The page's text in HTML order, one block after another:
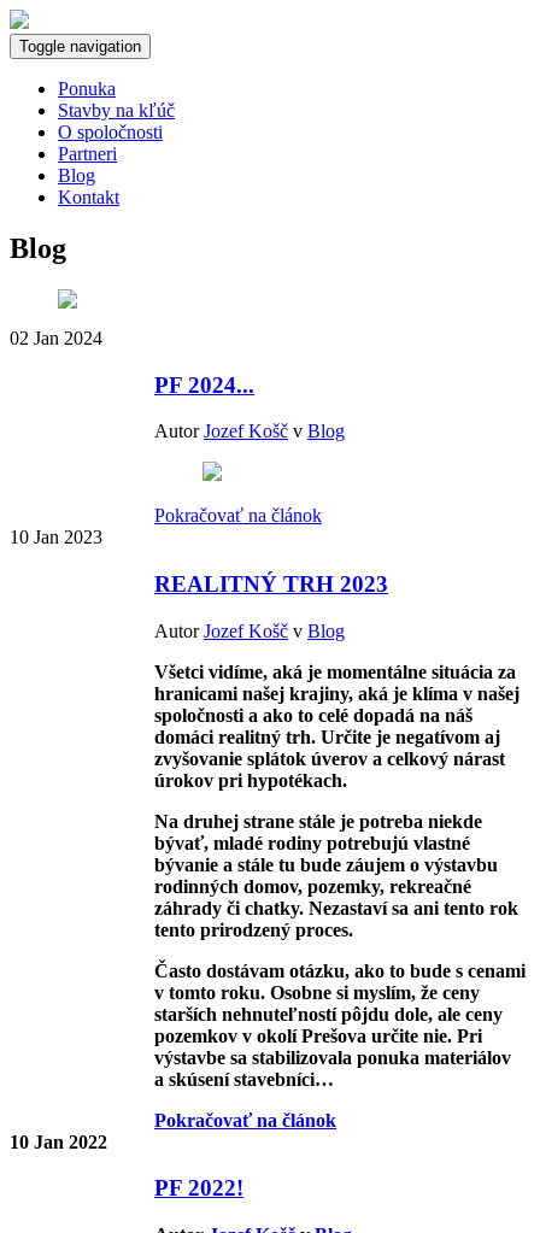
Toggle navigation
Ponuka
Stavby na kľúč
O spoločnosti
Partneri
Blog
Kontakt
Blog
02 Jan 2024
PF 2024...
AutorJozef Košč v Blog
Pokračovať na článok
10 Jan 2023
REALITNÝ TRH 2023
AutorJozef Košč v Blog
Všetci vidíme, aká je momentálne situácia za
hranicami našej krajiny, aká je klíma v našej
spoločnosti a ako to celé dopadá na náš
domáci realitný trh. Určite je negatívom aj
zvyšovanie splátok úverov a celkový nárast
úrokov pri hypotékach.
Na druhej strane stále je potreba niekde
bývať, mladé rodiny potrebujú vlastné
bývanie a stále tu bude záujem o výstavbu
rodinných domov, pozemky, rekreačné
záhrady či chatky. Nezastaví sa ani tento rok
tento prirodzený proces.
Často dostávam otázku, ako to bude s cenami
v tomto roku. Osobne si myslím, že ceny
starších nehnuteľností pôjdu dole, ale ceny
pozemkov v okolí Prešova určite nie. Pri
výstavbe sa stabilizovala ponuka materiálov
a skúsení stavebníci…
Pokračovať na článok
10 Jan 2022
PF 2022!